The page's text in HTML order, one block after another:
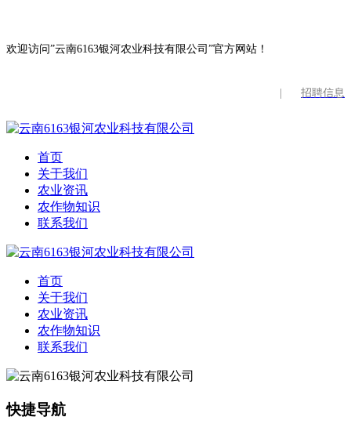
欢迎访问”云南6163银河农业科技有限公司”官方网站！
招聘信息
首页
关于我们
农业资讯
农作物知识
联系我们
首页
关于我们
农业资讯
农作物知识
联系我们
快捷导航